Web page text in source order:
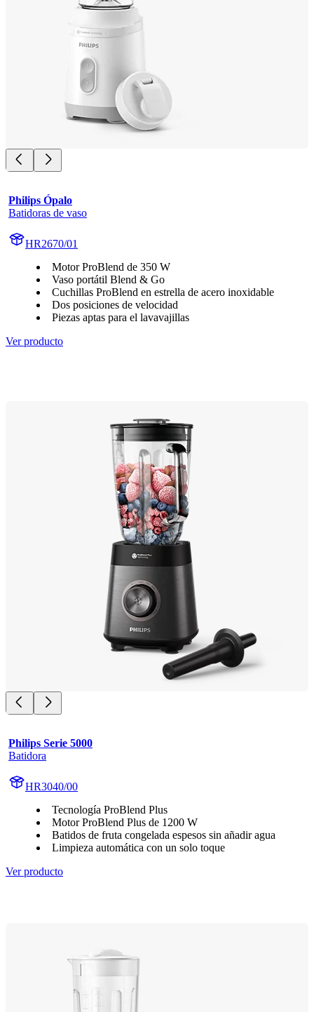
Philips Ópalo
Batidoras de vaso
HR2670/01
Motor ProBlend de 350 W
Vaso portátil Blend & Go
Cuchillas ProBlend en estrella de acero inoxidable
Dos posiciones de velocidad
Piezas aptas para el lavavajillas
Ver producto
Philips Serie 5000
Batidora
HR3040/00
Tecnología ProBlend Plus
Motor ProBlend Plus de 1200 W
Batidos de fruta congelada espesos sin añadir agua
Limpieza automática con un solo toque
Ver producto